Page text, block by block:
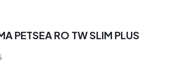
PETSEA RO TW SLIM PLUS